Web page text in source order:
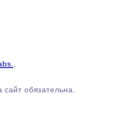
обязательна.